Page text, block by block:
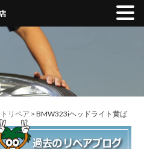
リペア > BMW323iヘッドライト黄ば